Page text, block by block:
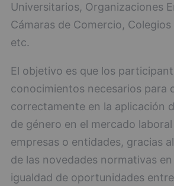
Universitarios, Organizaciones
Cámaras de Comercio,
etc.
El objetivo es que los
conocimientos necesarios para
correctamente en la aplicación
de género en el mercado
empresas o entidades, gracias
de las novedades normativas
igualdad de oportunidades